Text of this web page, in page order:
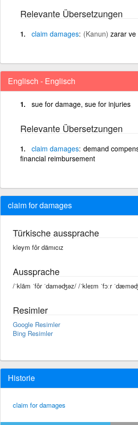
Relevante Übersetzungen
claim damages (Kanun) zarar ve
Englisch - Englisch
sue for damage, sue for injuries
Relevante Übersetzungen
claim damages demand
financial reimbursement
claim for damages
Türkische aussprache
kleym fôr dämıcız
Aussprache
/ˈklām ˈfôr ˈdaməʤəz/ /ˈkleɪm ˈfɔːr
Resimler
Google Resimler
Bing Resimler
Historie
claim for damages